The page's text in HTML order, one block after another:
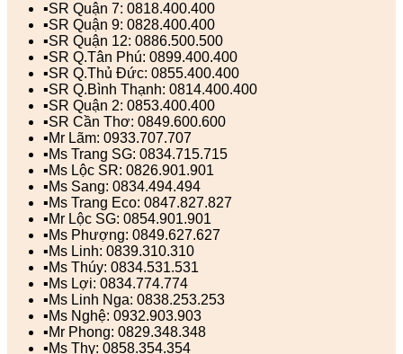
▪️SR Quận 7: 0818.400.400
▪️SR Quận 9: 0828.400.400
▪️SR Quận 12: 0886.500.500
▪️SR Q.Tân Phú: 0899.400.400
▪️SR Q.Thủ Đức: 0855.400.400
▪️SR Q.Bình Thạnh: 0814.400.400
▪️SR Quận 2: 0853.400.400
▪️SR Cần Thơ: 0849.600.600
▪️Mr Lãm: 0933.707.707
▪️Ms Trang SG: 0834.715.715
▪️Ms Lộc SR: 0826.901.901
▪️Ms Sang: 0834.494.494
▪️Ms Trang Eco: 0847.827.827
▪️Mr Lộc SG: 0854.901.901
▪️Ms Phượng: 0849.627.627
▪️Ms Linh: 0839.310.310
▪️Ms Thúy: 0834.531.531
▪️Ms Lợi: 0834.774.774
▪️Ms Linh Nga: 0838.253.253
▪️Ms Nghệ: 0932.903.903
▪️Mr Phong: 0829.348.348
▪️Ms Thy: 0858.354.354